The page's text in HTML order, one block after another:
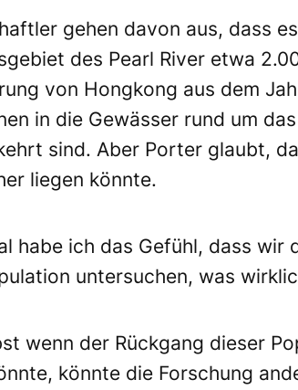
gehen davon aus, dass
des Pearl River etwa
von Hongkong aus dem
in die Gewässer rund um
sind. Aber Porter glaubt,
liegen könnte.
habe ich das Gefühl, dass wir
untersuchen, was
wenn der Rückgang dieser
könnte die Forschung